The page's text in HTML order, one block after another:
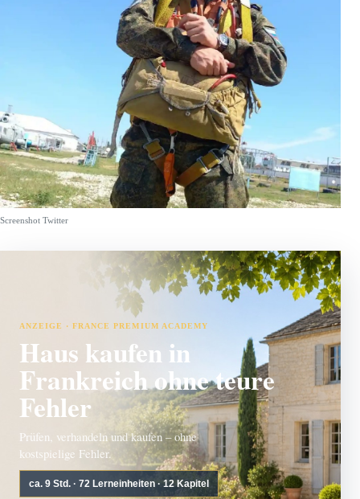
Screenshot Twitter
ANZEIGE · FRANCE PREMIUM ACADEMY
Haus kaufen in
Frankreich ohne teure
Fehler
Prüfen, verhandeln und kaufen – ohne
kostspielige Fehler.
ca. 9 Std. · 72 Lerneinheiten · 12 Kapitel